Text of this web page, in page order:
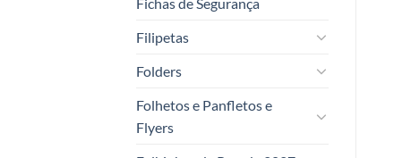
Filipetas
Folders
Folhetos e Panfletos e
Flyers